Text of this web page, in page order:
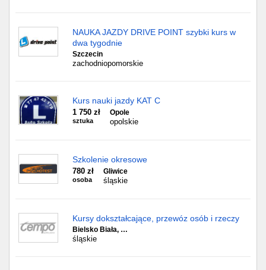
NAUKA JAZDY DRIVE POINT szybki kurs w
dwa tygodnie
Szczecin
zachodniopomorskie
Kurs nauki jazdy KAT C
1 750 zł
sztuka
Opole
opolskie
Szkolenie okresowe
780 zł
osoba
Gliwice
śląskie
Kursy dokształcające, przewóz osób i rzeczy
Bielsko Biała, …
śląskie